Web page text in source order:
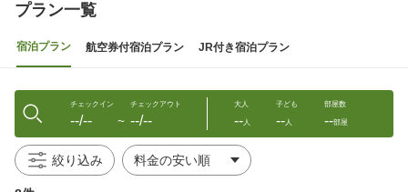
プラン一覧
宿泊プラン 航空券付宿泊プラン JR付き宿泊プラン
チェックイン
--/-- 〜
チェックアウト
--/--
大人
--人
子ども
--人
部屋数
--部屋
絞り込み